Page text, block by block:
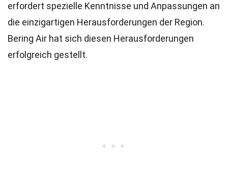
erfordert spezielle Kenntnisse und Anpassungen an
die einzigartigen Herausforderungen der Region.
Bering Air hat sich diesen Herausforderungen
erfolgreich gestellt.